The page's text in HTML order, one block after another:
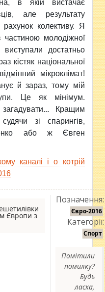
в якій вистачає
але результату
колективу. Я
молодіжної
достатньо
кістяк національної
мікроклімат!
й зараз, тому мій
Це як мінімум.
Кращим
зі спарингів,
або ж Євген
каналі і о котрій
Європи з
Позначення:
Євро-2016
Категорії:
Спорт
Помітили
помилку?
Будь
ласка,